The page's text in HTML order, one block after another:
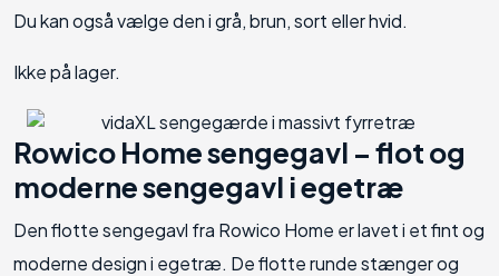
Du kan også vælge den i grå, brun, sort eller hvid.
Ikke på lager.
Rowico Home sengegavl – flot og
moderne sengegavl i egetræ
Den flotte sengegavl fra Rowico Home er lavet i et fint og
moderne design i egetræ. De flotte runde stænger og